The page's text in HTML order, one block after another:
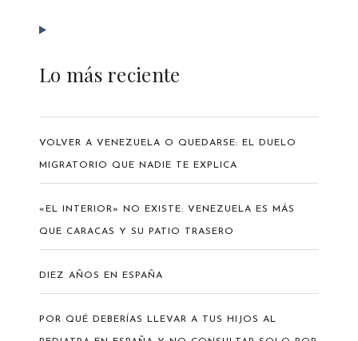
Lo más reciente
VOLVER A VENEZUELA O QUEDARSE: EL DUELO
MIGRATORIO QUE NADIE TE EXPLICA
«EL INTERIOR» NO EXISTE: VENEZUELA ES MÁS
QUE CARACAS Y SU PATIO TRASERO
DIEZ AÑOS EN ESPAÑA
POR QUÉ DEBERÍAS LLEVAR A TUS HIJOS AL